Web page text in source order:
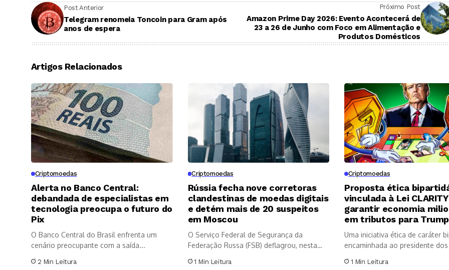
Post Anterior
Telegram renomeia Toncoin para Gram após
anos de espera
Próximo Post
Amazon Prime Day 2026: Evento Acontecerá de
23 a 26 de Junho com Foco em Alimentação e
Produtos Domésticos
Artigos Relacionados
Criptomoedas
Alerta no Banco Central:
debandada de especialistas em
tecnologia preocupa o futuro do
Pix
O Banco Central do Brasil enfrenta um
cenário preocupante com a saída...
2 Min Leitura
Criptomoedas
Rússia fecha nove corretoras
clandestinas de moedas digitais
e detém mais de 20 suspeitos
em Moscou
O Serviço Federal de Segurança da
Federação Russa (FSB) deflagrou, nesta
1 Min Leitura
Criptomoedas
Proposta ética
vinculada à Lei
garantir economia
em tributos para Trump
Uma iniciativa ética de caráter
encaminhada ao presidente
1 Min Leitura